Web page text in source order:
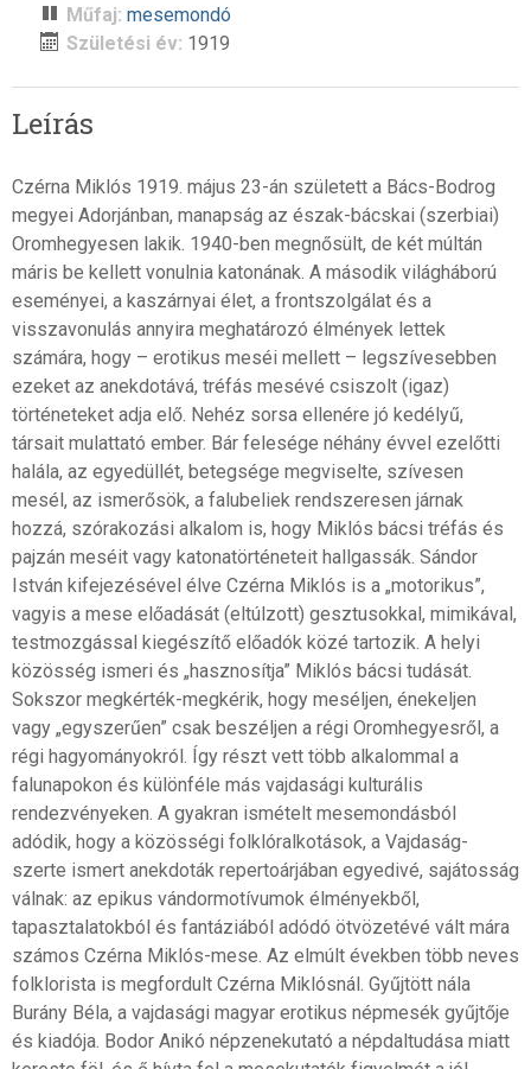
Műfaj: mesemondó
Születési év: 1919
Leírás
Czérna Miklós 1919. május 23-án született a Bács-Bodrog
megyei Adorjánban, manapság az észak-bácskai (szerbiai)
Oromhegyesen lakik. 1940-ben megnősült, de két múltán
máris be kellett vonulnia katonának. A második világháború
eseményei, a kaszárnyai élet, a frontszolgálat és a
visszavonulás annyira meghatározó élmények lettek
számára, hogy – erotikus meséi mellett – legszívesebben
ezeket az anekdotává, tréfás mesévé csiszolt (igaz)
történeteket adja elő. Nehéz sorsa ellenére jó kedélyű,
társait mulattató ember. Bár felesége néhány évvel ezelőtti
halála, az egyedüllét, betegsége megviselte, szívesen
mesél, az ismerősök, a falubeliek rendszeresen járnak
hozzá, szórakozási alkalom is, hogy Miklós bácsi tréfás és
pajzán meséit vagy katonatörténeteit hallgassák. Sándor
István kifejezésével élve Czérna Miklós is a „motorikus”,
vagyis a mese előadását (eltúlzott) gesztusokkal, mimikával,
testmozgással kiegészítő előadók közé tartozik. A helyi
közösség ismeri és „hasznosítja” Miklós bácsi tudását.
Sokszor megkérték-megkérik, hogy meséljen, énekeljen
vagy „egyszerűen” csak beszéljen a régi Oromhegyesről, a
régi hagyományokról. Így részt vett több alkalommal a
falunapokon és különféle más vajdasági kulturális
rendezvényeken. A gyakran ismételt mesemondásból
adódik, hogy a közösségi folklóralkotások, a Vajdaság-
szerte ismert anekdoták repertoárjában egyedivé, sajátosság
válnak: az epikus vándormotívumok élményekből,
tapasztalatokból és fantáziából adódó ötvözetévé vált mára
számos Czérna Miklós-mese. Az elmúlt években több neves
folklorista is megfordult Czérna Miklósnál. Gyűjtött nála
Burány Béla, a vajdasági magyar erotikus népmesék gyűjtője
és kiadója. Bodor Anikó népzenekutató a népdaltudása miatt